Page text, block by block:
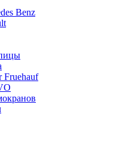
Benz
Fruehauf